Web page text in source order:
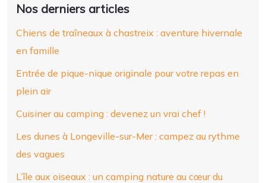
Nos derniers articles
Chiens de traîneaux à chastreix : aventure hivernale
en famille
Entrée de pique-nique originale pour votre repas en
plein air
Cuisiner au camping : devenez un vrai chef !
Les dunes à Longeville-sur-Mer : campez au rythme
des vagues
L’île aux oiseaux : un camping nature au cœur du